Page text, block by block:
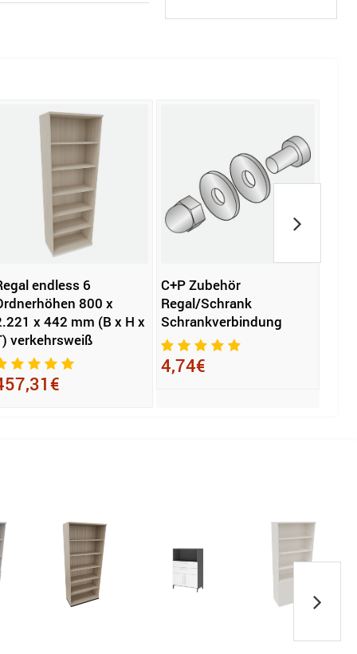
endless 6
800 x
x 442 mm (B x H x
verkehrsweiß
C+P Zubehör
Regal/Schrank
Schrankverbindung
4,74€